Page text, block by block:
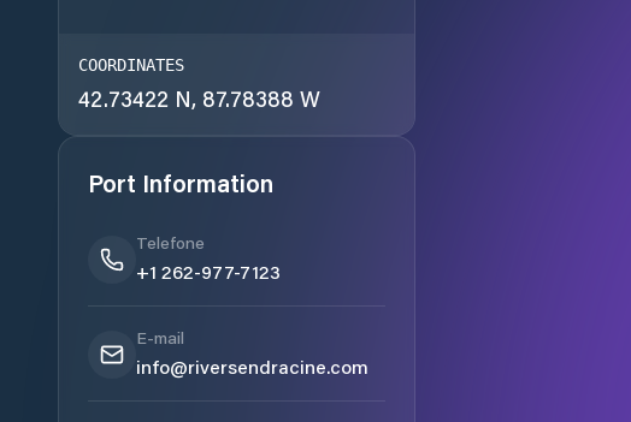
COORDINATES
42.73422 N, 87.78388 W
Port Information
Telefone
+1 262-977-7123
E-mail
info@riversendracine.com